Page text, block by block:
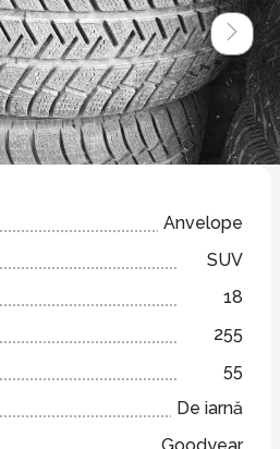
Anvelope
SUV
18
255
55
De iarnă